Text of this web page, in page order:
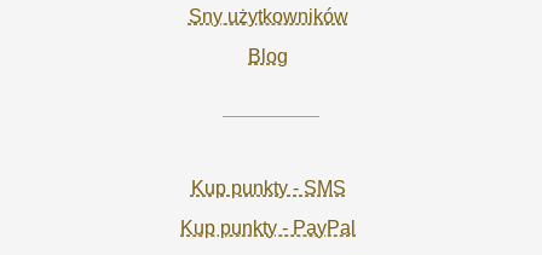
Sny użytkowników
Blog
Kup punkty - SMS
Kup punkty - PayPal